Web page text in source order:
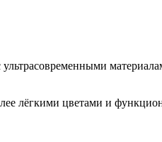
лёгкими цветами и